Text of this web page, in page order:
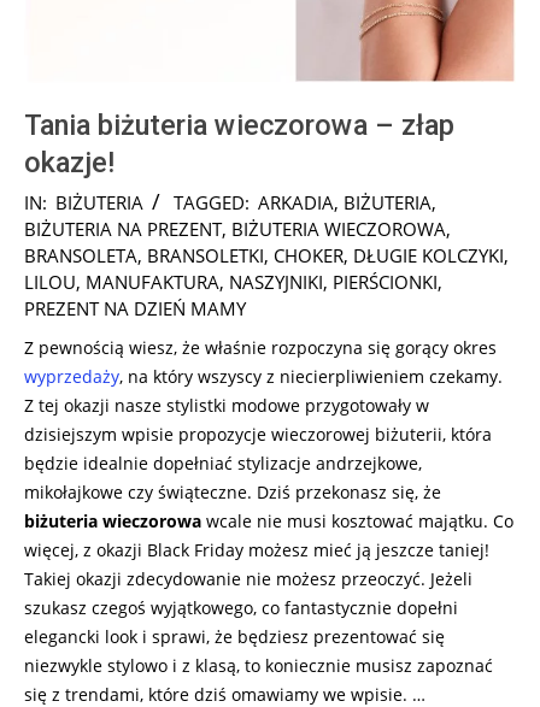
Tania biżuteria wieczorowa – złap
okazje!
2024-
11-
13
IN: BIŻUTERIA TAGGED: ARKADIA, BIŻUTERIA,
BIŻUTERIA NA PREZENT, BIŻUTERIA WIECZOROWA,
BRANSOLETA, BRANSOLETKI, CHOKER, DŁUGIE KOLCZYKI,
LILOU, MANUFAKTURA, NASZYJNIKI, PIERŚCIONKI,
PREZENT NA DZIEŃ MAMY
Z pewnością wiesz, że właśnie rozpoczyna się gorący okres
wyprzedaży, na który wszyscy z niecierpliwieniem czekamy.
Z tej okazji nasze stylistki modowe przygotowały w
dzisiejszym wpisie propozycje wieczorowej biżuterii, która
będzie idealnie dopełniać stylizacje andrzejkowe,
mikołajkowe czy świąteczne. Dziś przekonasz się, że
biżuteria wieczorowa wcale nie musi kosztować majątku. Co
więcej, z okazji Black Friday możesz mieć ją jeszcze taniej!
Takiej okazji zdecydowanie nie możesz przeoczyć. Jeżeli
szukasz czegoś wyjątkowego, co fantastycznie dopełni
elegancki look i sprawi, że będziesz prezentować się
niezwykle stylowo i z klasą, to koniecznie musisz zapoznać
się z trendami, które dziś omawiamy we wpisie. …